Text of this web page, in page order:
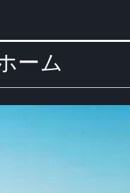
ーム